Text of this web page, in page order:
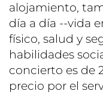
alojamiento,
día a día --vida
físico, salud y
habilidades
concierto es de
precio por el